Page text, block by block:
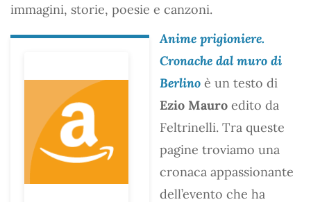
immagini, storie, poesie e canzoni.
Anime prigioniere.
Cronache dal muro di
Berlino è un testo di
Ezio Mauro edito da
Feltrinelli. Tra queste
pagine troviamo una
cronaca appassionante
dell’evento che ha